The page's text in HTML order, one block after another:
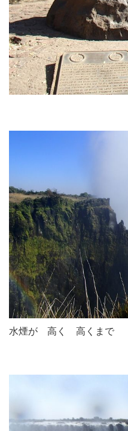
水煙が 高く 高くまで